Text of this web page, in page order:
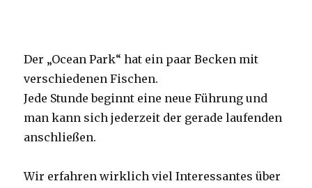
Der „Ocean Park“ hat ein paar Becken mit
verschiedenen Fischen.
Jede Stunde beginnt eine neue Führung und
man kann sich jederzeit der gerade laufenden
anschließen.
Wir erfahren wirklich viel Interessantes über